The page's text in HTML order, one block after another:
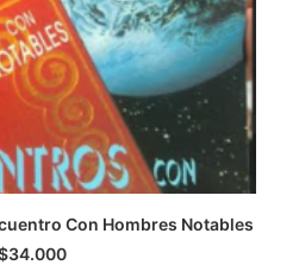
AL CARRITO
Con Hombres Notables
34.000